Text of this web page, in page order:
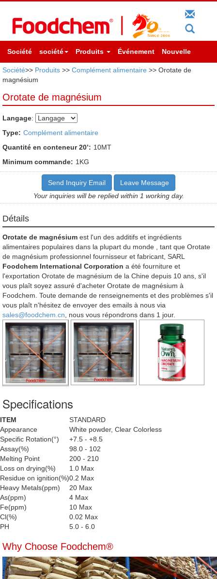
Société société Produits Événement Nouvelle
Société>> Produits >> Complément alimentaire >> Orotate de
magnésium
Orotate de magnésium
Langage:
Type: Complément alimentaire
Quantité en conteneur 20’: 10MT
Minimum commande: 1KG
Send Inquiry Email
Leave Message
Your inquiries will be replied within 1 working day.
Détails
Orotate de magnésium est l'un des additifs et ingrédients
alimentaires populaires dans la plupart du monde , tant que Orotate
de magnésium professionnel fournisseur et fabricant, SARL
Foodchem International Corporation a été fourniture et
l'exportation Orotate de magnésium de la Chine depuis 10 ans, s'il
vous plaît soyez assuré d'acheter Orotate de magnésium à
Foodchem. Toute demande de renseignements et des problèmes s'il
vous plaît n'hésitez de envoyer des emails à nous via
sales@foodchem.cn , nous vous répondrons dans 1 jour.
Specifications
ITEM
STANDARD
Appearance
White powder, Clear Colorless
Specific Rotation(°)
+7.5 - +8.5
Assay(%)
98.0 - 102
Melting Point
200 - 210
Loss on drying(%)
1.0 Max
Residue on ignition(%)0.2 Max
Heavy Metals(ppm)
20 Max
As(ppm)
4 Max
Fe(ppm)
10 Max
Cl(%)
0.02 Max
PH
5.0 - 6.0
Why Choose Foodchem®